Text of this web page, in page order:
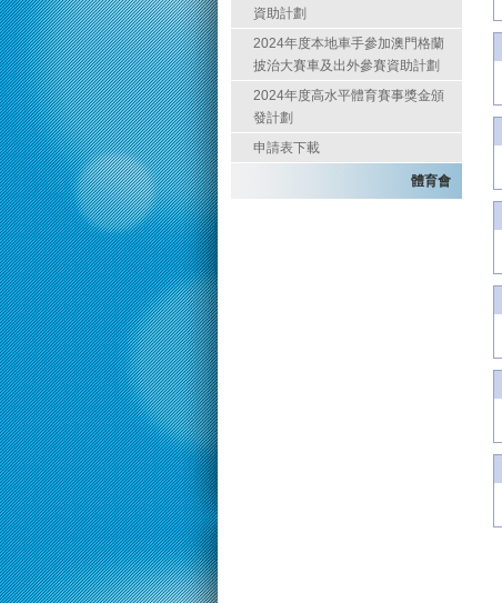
資助計劃
2024年度本地車手參加澳門格蘭
披治大賽車及出外參賽資助計劃
2024年度高水平體育賽事獎金頒
發計劃
申請表下載
體育會